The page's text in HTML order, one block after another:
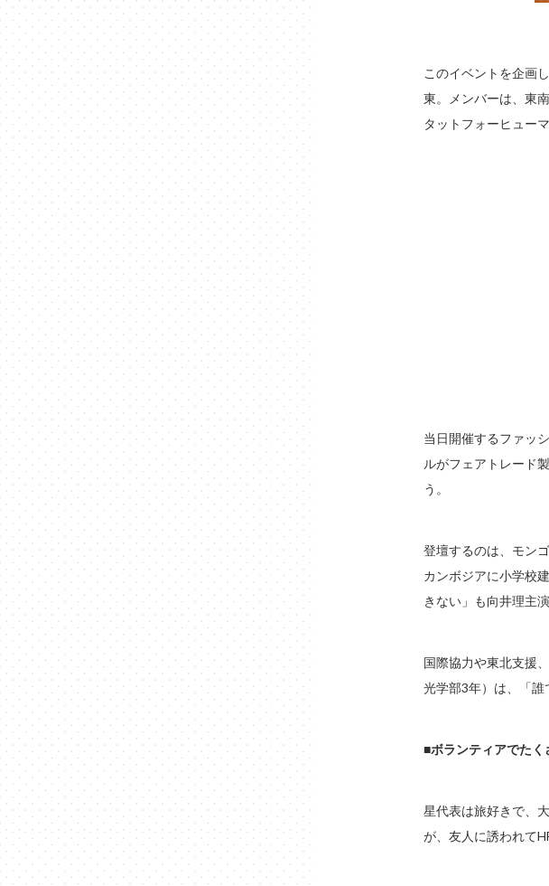
このイベントを企画
東。メンバーは、東
タットフォーヒュー
当日開催するファッ
ルがフェアトレード
う。
登壇するのは、モン
カンボジアに小学校
きない」も向井理主
国際協力や東北支援
光学部3年）は、「
■ボランティアでたく
星代表は旅好きで、
が、友人に誘われて